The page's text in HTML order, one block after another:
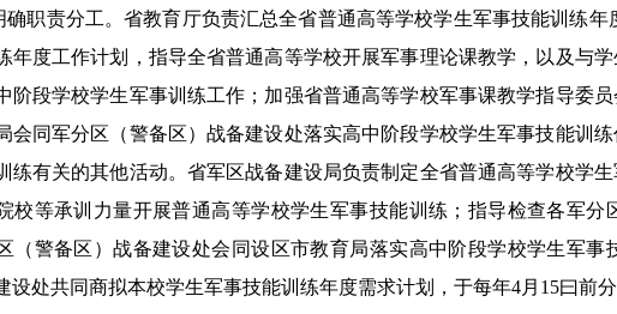
确职责分工。省教育厅负责汇总全省普通高等学校学生军事技能训练
年度工作计划，指导全省普通高等学校开展军事理论课教学，以及与
阶段学校学生军事训练工作；加强省普通高等学校军事课教学指导委
会同军分区（警备区）战备建设处落实高中阶段学校学生军事技能训
练有关的其他活动。 省军区战备建设局负责制定全省普通高等学校学
校等承训力量开展普通高等学校学生军事技能训练；指导检查各军
（警备区）战备建设处会同设区市教育局落实高中阶段学校学生军
设处共同商拟本校学生军事技能训练年度需求计划，于每年4月15曰前